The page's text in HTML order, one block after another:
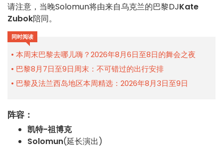
请注意，当晚Solomun将由来自乌克兰的巴黎DJKate
Zubok陪同。
同时阅读
本周末巴黎去哪儿嗨？2026年8月6日至8日的舞会之夜
巴黎8月7日至9日周末：不可错过的出行安排
巴黎及法兰西岛地区本周精选：2026年8月3日至9日
阵容：
凯特-祖博克
Solomun(延长演出)